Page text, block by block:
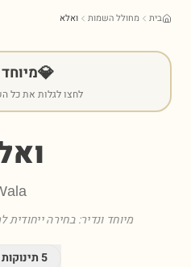
בית מחולל השמות ואלא
💎
לחצו לגלות את כל
מיוחד ונדיר: בחירה
5